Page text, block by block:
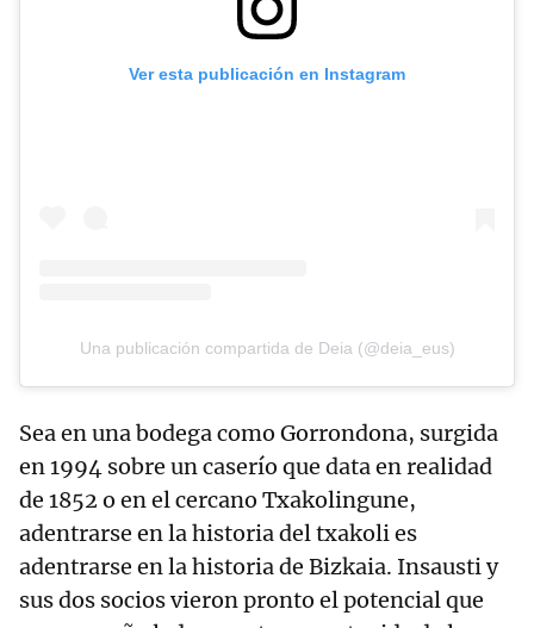
Ver esta publicación en Instagram
Una publicación compartida de Deia (@deia_eus)
Sea en una bodega como Gorrondona, surgida
en 1994 sobre un caserío que data en realidad
de 1852 o en el cercano Txakolingune,
adentrarse en la historia del txakoli es
adentrarse en la historia de Bizkaia. Insausti y
sus dos socios vieron pronto el potencial que